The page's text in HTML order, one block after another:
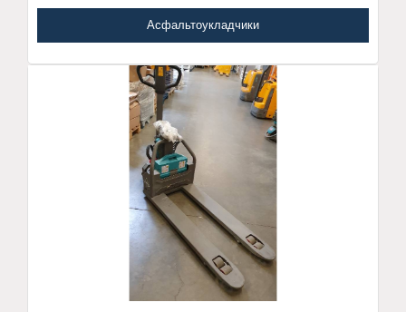
Асфальтоукладчики